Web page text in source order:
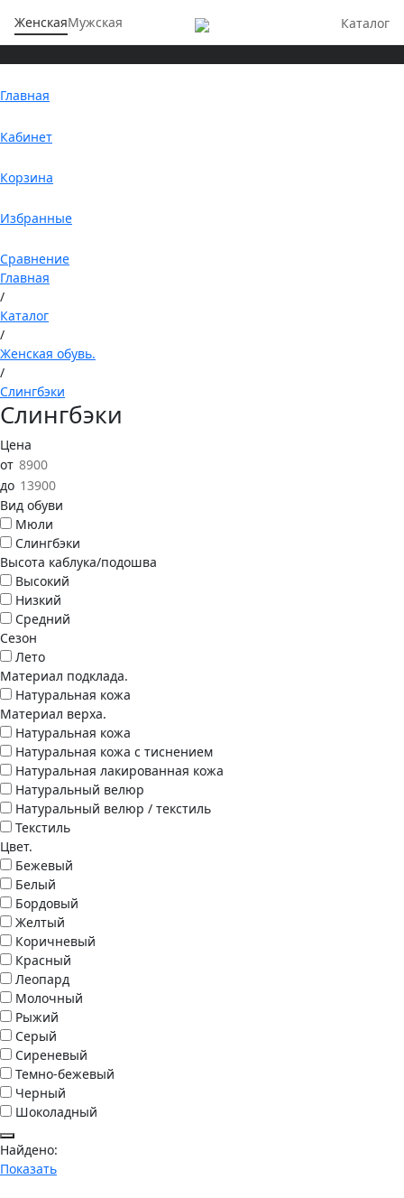
ЖенскаяМужская Каталог
Главная
Кабинет
Корзина
Избранные
Сравнение
Главная
/
Каталог
/
Женская обувь.
/
Слингбэки
Слингбэки
Цена
от
до
Вид обуви
Мюли
Слингбэки
Высота каблука/подошва
Высокий
Низкий
Средний
Сезон
Лето
Материал подклада.
Натуральная кожа
Материал верха.
Натуральная кожа
Натуральная кожа с тиснением
Натуральная лакированная кожа
Натуральный велюр
Натуральный велюр / текстиль
Текстиль
Цвет.
Бежевый
Белый
Бордовый
Желтый
Коричневый
Красный
Леопард
Молочный
Рыжий
Серый
Сиреневый
Темно-бежевый
Черный
Шоколадный
Найдено:
Показать